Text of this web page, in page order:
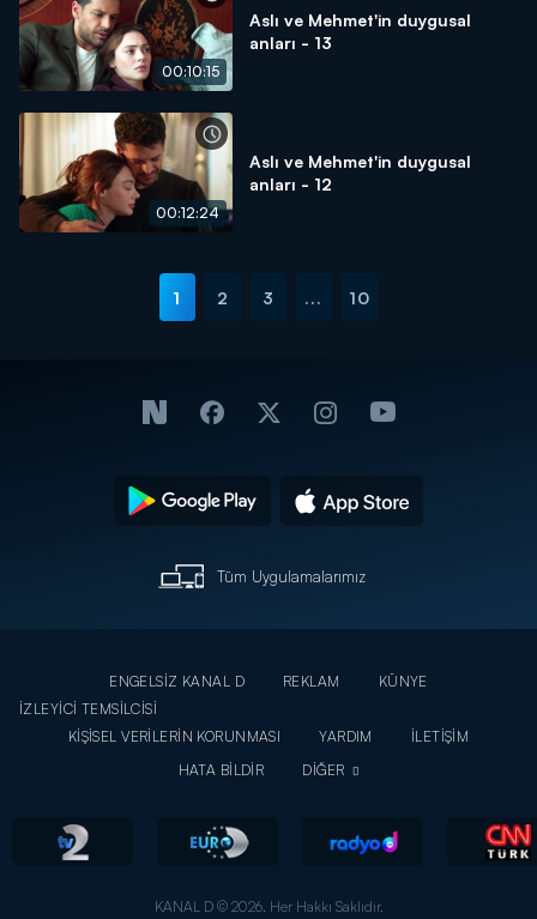
00:10:15
Aslı ve Mehmet'in duygusal
anları - 13
00:12:24
Aslı ve Mehmet'in duygusal
anları - 12
1 2 3 ... 10
Tüm Uygulamalarımız
ENGELSİZ KANAL D REKLAM
KÜNYE
İZLEYİCİ TEMSİLCİSİ
KİŞİSEL VERİLERİN KORUNMASI
YARDIM
İLETİŞİM
HATA BİLDİR
DİĞER
KANAL D © 2026. Her Hakkı Saklıdır.